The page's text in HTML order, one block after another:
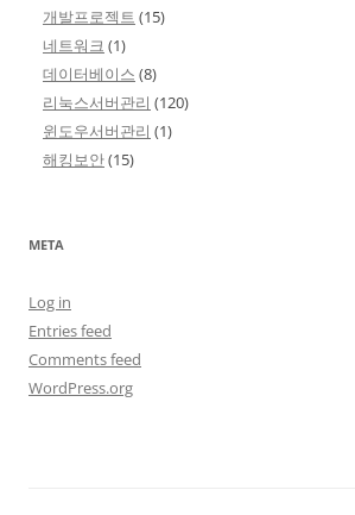
개발프로젝트 (15)
네트워크 (1)
데이터베이스 (8)
리눅스서버관리 (120)
윈도우서버관리 (1)
해킹보안(15)
META
Log in
Entries feed
Comments feed
WordPress.org